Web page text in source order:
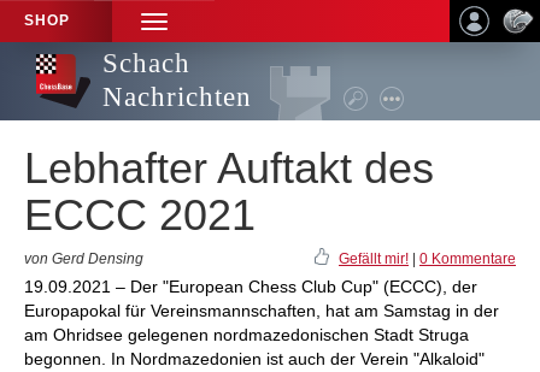
SHOP
TOGGLE
NAVIGATION
Schach
Nachrichten
Lebhafter Auftakt des
ECCC 2021
von Gerd Densing Gefällt mir! 0 Kommentare
19.09.2021 – Der "European Chess Club Cup" (ECCC), der
Europapokal für Vereinsmannschaften, hat am Samstag in der
am Ohridsee gelegenen nordmazedonischen Stadt Struga
begonnen. In Nordmazedonien ist auch der Verein "Alkaloid"